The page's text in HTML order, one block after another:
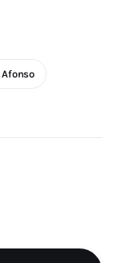
Afonso